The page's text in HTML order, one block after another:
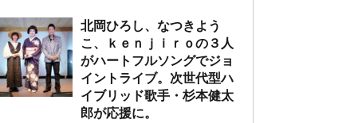
北岡ひろし、なつきよう
こ、ｋｅｎｊｉｒｏの３人
がハートフルソングでジョ
イントライブ。次世代型ハ
イブリッド歌手・杉本健太
郎が応援に。